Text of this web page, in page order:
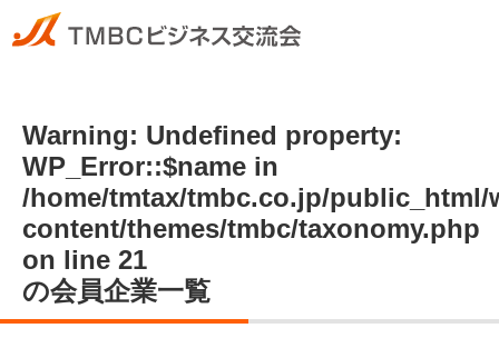
Warning: Undefined property:
WP_Error::$name in
/home/tmtax/tmbc.co.jp/public_html/
content/themes/tmbc/taxonomy.php
on line 21
の会員企業一覧